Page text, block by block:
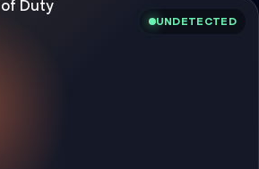
UNDETECTED